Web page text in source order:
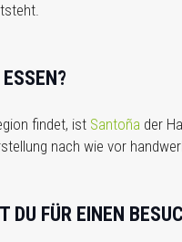
findet, ist Santoña der
nach wie vor
DU FÜR EINEN